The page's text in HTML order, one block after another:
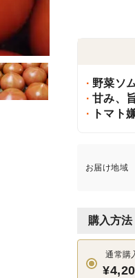
野菜ソ
甘み、
トマト
お届け地域
購入方法
通常購